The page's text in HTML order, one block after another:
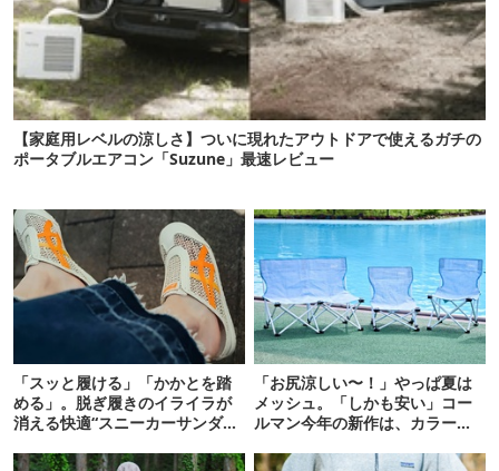
【家庭用レベルの涼しさ】ついに現れたアウトドアで使えるガチの
ポータブルエアコン「Suzune」最速レビュー
「スッと履ける」「かかとを踏
める」。脱ぎ履きのイライラが
消える快適“スニーカーサンダ
「お尻涼しい〜！」やっぱ夏は
メッシュ。「しかも安い」コー
ルマン今年の新作は、カラーも